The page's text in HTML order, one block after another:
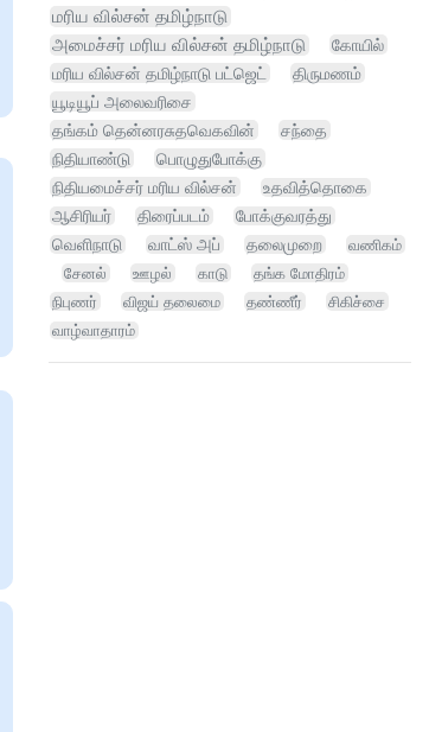
மரிய வில்சன் தமிழ்நாடு
அமைச்சர் மரிய வில்சன் தமிழ்நாடு
கோயில்
மரிய வில்சன் தமிழ்நாடு பட்ஜெட்
திருமணம்
யூடியூப் அலைவரிசை
தங்கம் தென்னரசுதவெகவின்
சந்தை
நிதியாண்டு
பொழுதுபோக்கு
நிதியமைச்சர் மரிய வில்சன்
உதவித்தொகை
ஆசிரியர்
திரைப்படம்
போக்குவரத்து
வெளிநாடு
வாட்ஸ் அப் தலைமுறை
வணிகம்
சேனல்
ஊழல் காடு
தங்க மோதிரம்
நிபுணர்
விஜய் தலைமை தண்ணீர் சிகிச்சை
வாழ்வாதாரம்